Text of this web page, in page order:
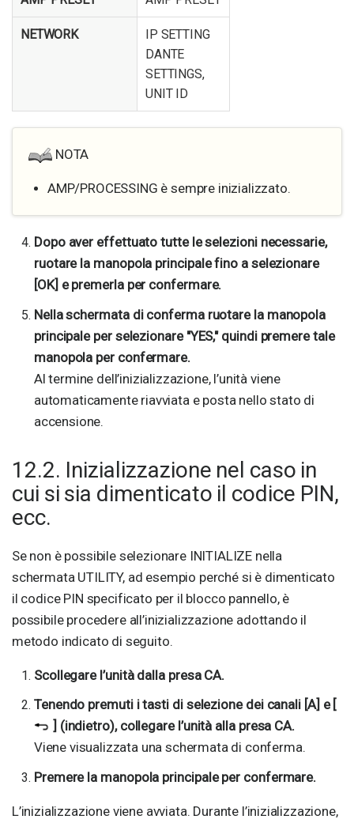
NETWORK
IP SETTING
DANTE
SETTINGS,
UNIT ID
NOTA
AMP/PROCESSING è sempre inizializzato.
Dopo aver effettuato tutte le selezioni necessarie,
ruotare la manopola principale fino a selezionare
[OK] e premerla per confermare.
Nella schermata di conferma ruotare la manopola
principale per selezionare "YES," quindi premere tale
manopola per confermare.
Al termine dell’inizializzazione, l’unità viene
automaticamente riavviata e posta nello stato di
accensione.
12.2. Inizializzazione nel caso in
cui si sia dimenticato il codice PIN,
ecc.
Se non è possibile selezionare INITIALIZE nella
schermata UTILITY, ad esempio perché si è dimenticato
il codice PIN specificato per il blocco pannello, è
possibile procedere all’inizializzazione adottando il
metodo indicato di seguito.
Scollegare l’unità dalla presa CA.
Tenendo premuti i tasti di selezione dei canali [A] e [
] (indietro), collegare l’unità alla presa CA.
Viene visualizzata una schermata di conferma.
Premere la manopola principale per confermare.
L’inizializzazione viene avviata. Durante l’inizializzazione,